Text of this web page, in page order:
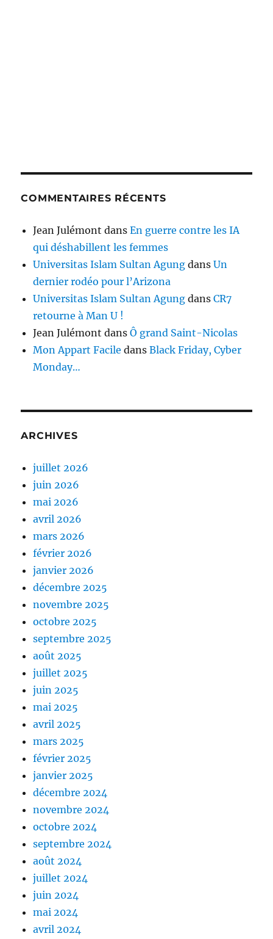
COMMENTAIRES RÉCENTS
Jean Julémont dansEn guerre contre les IA
qui déshabillent les femmes
Universitas Islam Sultan Agung dansUn
dernier rodéo pour l’Arizona
Universitas Islam Sultan Agung dansCR7
retourne à Man U !
Jean Julémont dansÔ grand Saint-Nicolas
Mon Appart Facile dansBlack Friday, Cyber
Monday…
ARCHIVES
juillet 2026
juin 2026
mai 2026
avril 2026
mars 2026
février 2026
janvier 2026
décembre 2025
novembre 2025
octobre 2025
septembre 2025
août 2025
juillet 2025
juin 2025
mai 2025
avril 2025
mars 2025
février 2025
janvier 2025
décembre 2024
novembre 2024
octobre 2024
septembre 2024
août 2024
juillet 2024
juin 2024
mai 2024
avril 2024